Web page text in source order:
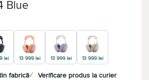
Blue
lei 13 999 lei 13 999 lei 13 999 lei
fabrică✓ Verificare produs la curier